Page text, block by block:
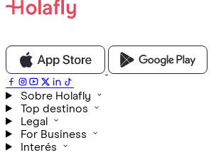
Sobre Holafly
Top destinos
Legal
For Business
Interés